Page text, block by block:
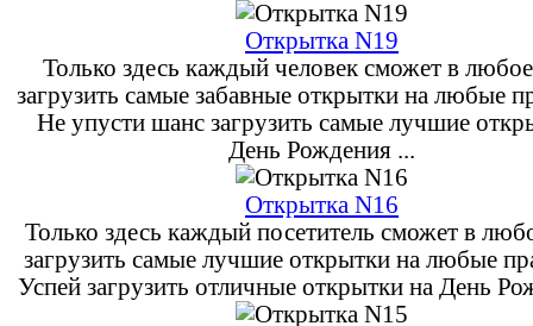
Открытка N19
Только здесь каждый человек сможет в
загрузить самые забавные открытки на любые
Не упусти шанс загрузить самые лучшие
День Рождения ...
Открытка N16
Только здесь каждый посетитель сможет в
загрузить самые лучшие открытки на любые
Успей загрузить отличные открытки на День